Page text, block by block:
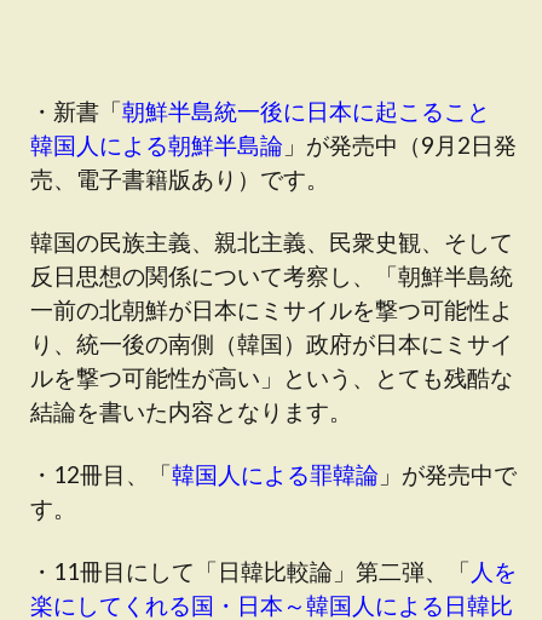
・新書「朝鮮半島統一後に日本に起こること
韓国人による朝鮮半島論 」が発売中（9月2日発
売、電子書籍版あり）です。
韓国の民族主義、親北主義、民衆史観、そして
反日思想の関係について考察し、「朝鮮半島統
一前の北朝鮮が日本にミサイルを撃つ可能性よ
り、統一後の南側（韓国）政府が日本にミサイ
ルを撃つ可能性が高い」という、とても残酷な
結論を書いた内容となります。
・12冊目、「韓国人による罪韓論 」が発売中で
す。
・11冊目にして「日韓比較論」第二弾、「 人を
楽にしてくれる国・日本～韓国人による日韓比